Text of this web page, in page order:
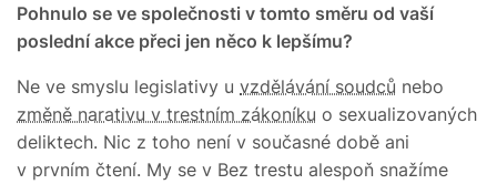
Pohnulo se ve společnosti v tomto směru od vaší
poslední akce přeci jen něco k lepšímu?
Ne ve smyslu legislativy u vzdělávání soudců nebo
změně narativu v trestním zákoníku o sexualizovaných
deliktech. Nic z toho není v současné době ani
v prvním čtení. My se v Bez trestu alespoň snažíme